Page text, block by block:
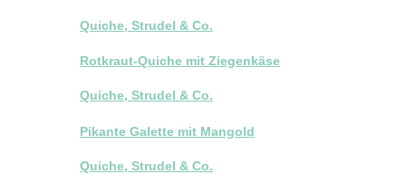
Quiche, Strudel & Co.
Rotkraut-Quiche mit Ziegenkäse
Quiche, Strudel & Co.
Pikante Galette mit Mangold
Quiche, Strudel & Co.